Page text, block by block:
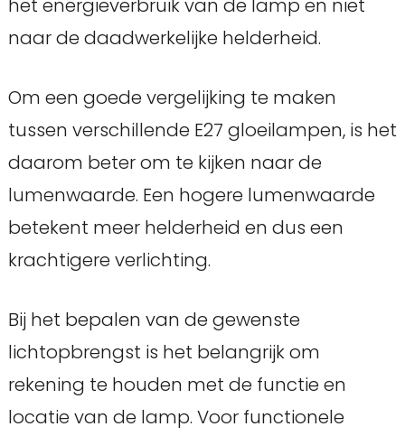
het energieverbruik van de lamp en niet
naar de daadwerkelijke helderheid.
Om een goede vergelijking te maken
tussen verschillende E27 gloeilampen, is het
daarom beter om te kijken naar de
lumenwaarde. Een hogere lumenwaarde
betekent meer helderheid en dus een
krachtigere verlichting.
Bij het bepalen van de gewenste
lichtopbrengst is het belangrijk om
rekening te houden met de functie en
locatie van de lamp. Voor functionele